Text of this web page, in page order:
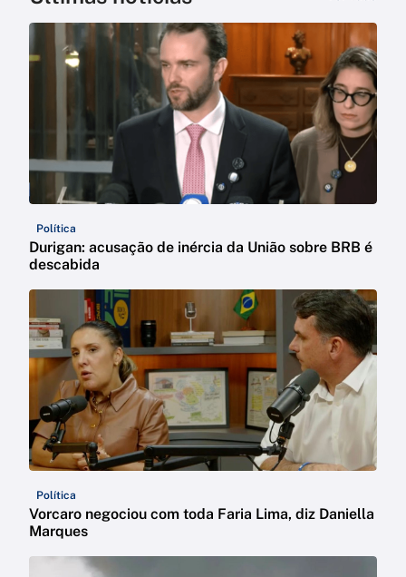
Política
Durigan: acusação de inércia da União sobre BRB é
descabida
Política
Vorcaro negociou com toda Faria Lima, diz Daniella
Marques